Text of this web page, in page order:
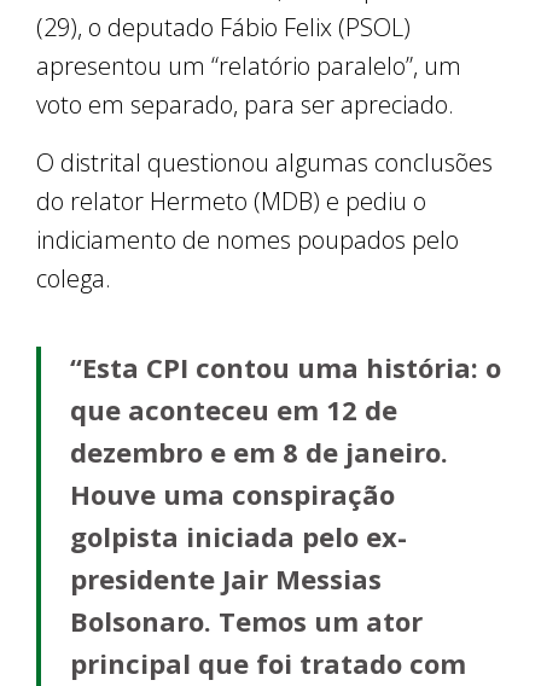
(29), o deputado Fábio Felix (PSOL)
apresentou um “relatório paralelo”, um
voto em separado, para ser apreciado.
O distrital questionou algumas conclusões
do relator Hermeto (MDB) e pediu o
indiciamento de nomes poupados pelo
colega.
“Esta CPI contou uma história: o
que aconteceu em 12 de
dezembro e em 8 de janeiro.
Houve uma conspiração
golpista iniciada pelo ex-
presidente Jair Messias
Bolsonaro. Temos um ator
principal que foi tratado com